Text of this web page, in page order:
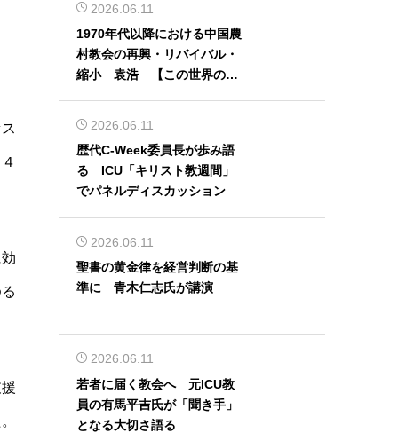
2026.06.11
1970年代以降における中国農
村教会の再興・リバイバル・
縮小 袁浩 【この世界の片
2026.06.11
歴代C-Week委員長が歩み語
る ICU「キリスト教週間」
でパネルディスカッション
2026.06.11
聖書の黄金律を経営判断の基
準に 青木仁志氏が講演
2026.06.11
若者に届く教会へ 元ICU教
員の有馬平吉氏が「聞き手」
となる大切さ語る